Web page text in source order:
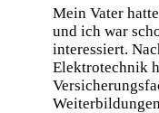
Mein Vater
und ich war
interessiert.
Elektrotechnik